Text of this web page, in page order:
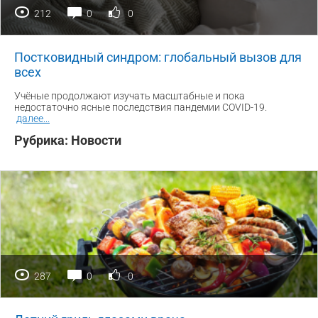
212 0 0
Постковидный синдром: глобальный вызов для
всех
Учёные продолжают изучать масштабные и пока
недостаточно ясные последствия пандемии COVID-19.
далее
Рубрика: Новости
287 0 0